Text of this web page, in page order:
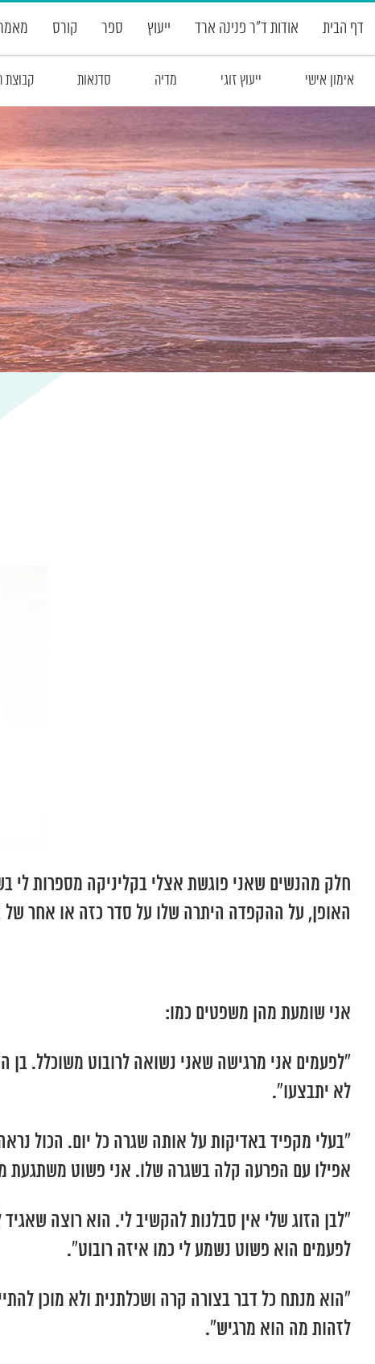
דף הבית אודות ד”ר פנינה ארד ייעוץ ספר קורס
אימון אישי ייעוץ זוגי מדיה סדנאות קבוצת
חלק מהנשים שאני פוגשת אצלי בקליניקה מספרות לי
האופן, על ההקפדה היתרה שלו על סדר כזה או אחר של
אני שומעת מהן משפטים כמו:
“לפעמים אני מרגישה שאני נשואה לרובוט משוכלל.
לא יתבצעו”.
“בעלי מקפיד באדיקות על אותה שגרה כל יום. הכול
אפילו עם הפרעה קלה בשגרה שלו. אני פשוט משתגעת
“לבן הזוג שלי אין סבלנות להקשיב לי. הוא רוצה
לפעמים הוא פשוט נשמע לי כמו איזה רובוט”.
“הוא מנתח כל דבר בצורה קרה ושכלתנית ולא מוכן
לזהות מה הוא מרגיש”.